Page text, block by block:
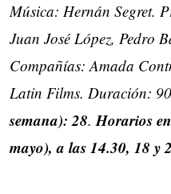
Música: Hernán Segret.
Juan José López, Pedro
Compañías: Amada
Latin Films. Duración:
semana): 28.Horarios
mayo), a las 14.30, 18 y